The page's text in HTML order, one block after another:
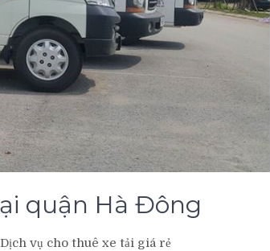
quận Hà Đông
Dịch vụ cho thuê xe tải giá rẻ